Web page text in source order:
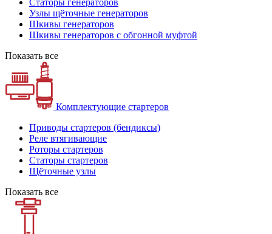
Статоры генераторов
Узлы щёточные генераторов
Шкивы генераторов
Шкивы генераторов с обгонной муфтой
Показать все
Комплектующие стартеров
Приводы стартеров (бендиксы)
Реле втягивающие
Роторы стартеров
Статоры стартеров
Щёточные узлы
Показать все